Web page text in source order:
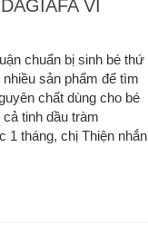
VÌ
chuẩn bị sinh bé thứ
sản phẩm để tìm
chất dùng cho bé
tinh dầu tràm
1 tháng, chị Thiện nhắn